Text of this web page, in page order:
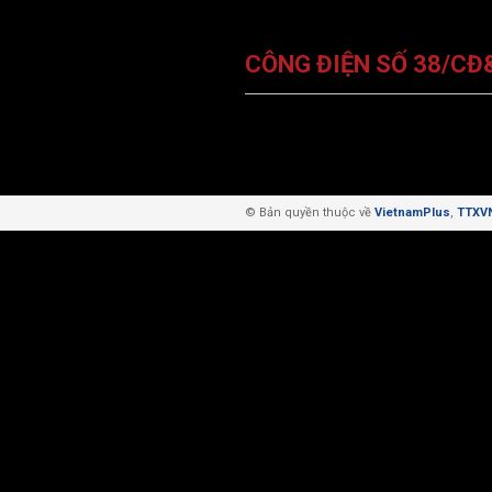
CÔNG ĐIỆN SỐ 38/
© Bản quyền thuộc về VietnamPlus,